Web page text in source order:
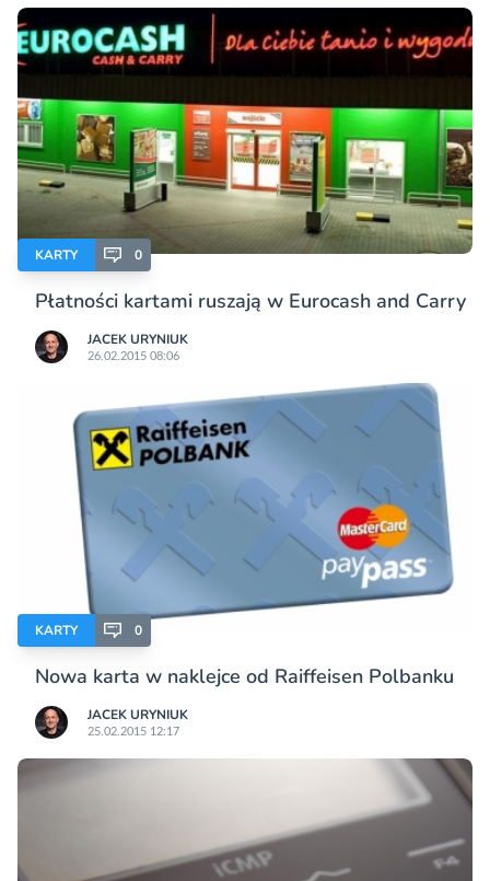
KARTY 0
Płatności kartami ruszają w Eurocash and Carry
JACEK URYNIUK
26.02.2015 08:06
KARTY 0
Nowa karta w naklejce od Raiffeisen Polbanku
JACEK URYNIUK
25.02.2015 12:17